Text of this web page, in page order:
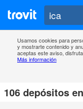
Usamos cookies para
y mostrarte contenido y
aceptas este aviso,
Más información
106 depósitos